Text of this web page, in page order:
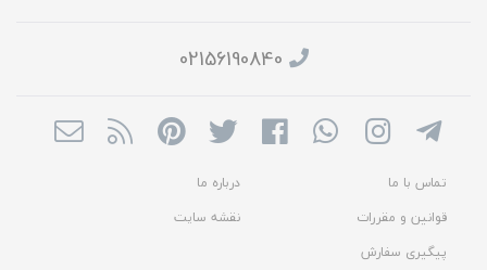
02156190840
تماس با ما
درباره ما
قوانین و مقررات
نقشه سایت
پیگیری سفارش